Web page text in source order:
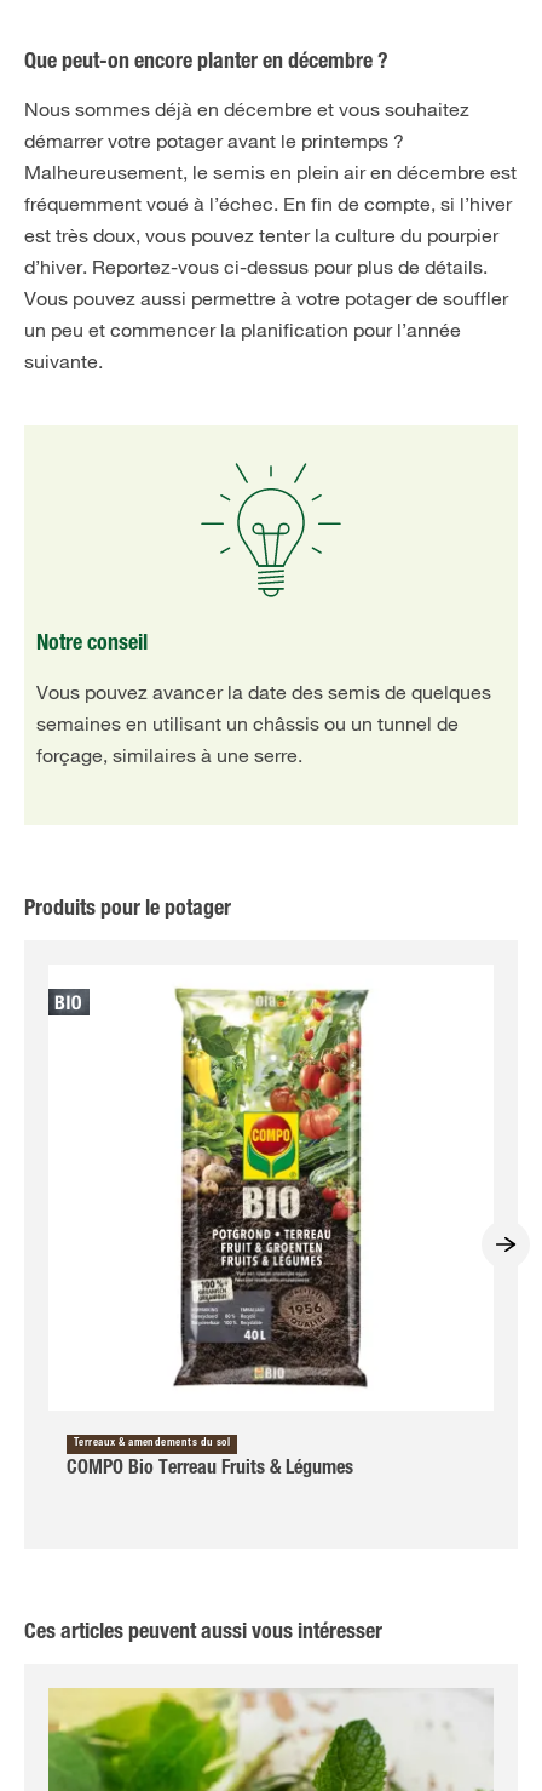
Que peut-on encore planter en décembre ?
Nous sommes déjà en décembre et vous souhaitez
démarrer votre potager avant le printemps ?
Malheureusement, le semis en plein air en décembre est
fréquemment voué à l’échec. En fin de compte, si l’hiver
est très doux, vous pouvez tenter la culture du pourpier
d’hiver. Reportez-vous ci-dessus pour plus de détails.
Vous pouvez aussi permettre à votre potager de souffler
un peu et commencer la planification pour l’année
suivante.
Notre conseil
Vous pouvez avancer la date des semis de quelques
semaines en utilisant un châssis ou un tunnel de
forçage, similaires à une serre.
Produits pour le potager
Terreaux & amendements du sol
COMPO Bio Terreau Fruits & Légumes
Ces articles peuvent aussi vous intéresser